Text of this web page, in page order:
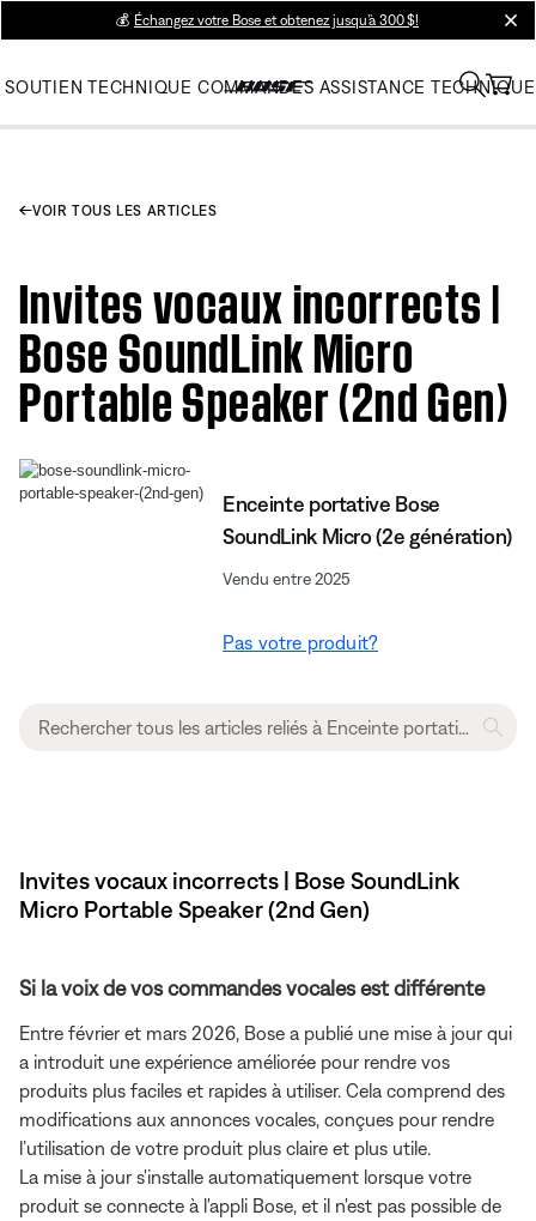
💰 Échangez votre Bose et obtenez jusqu’à 300 $!
SOUTIEN TECHNIQUE COMMANDES ASSISTANCE TECHNIQUE
VOIR TOUS LES ARTICLES
Invites vocaux incorrects |
Bose SoundLink Micro
Portable Speaker (2nd Gen)
Enceinte portative Bose
SoundLink Micro (2e génération)
Vendu entre 2025
Pas votre produit?
Invites vocaux incorrects | Bose SoundLink
Micro Portable Speaker (2nd Gen)
Si la voix de vos commandes vocales est différente
Entre février et mars 2026, Bose a publié une mise à jour qui
a introduit une expérience améliorée pour rendre vos
produits plus faciles et rapides à utiliser. Cela comprend des
modifications aux annonces vocales, conçues pour rendre
l’utilisation de votre produit plus claire et plus utile.
La mise à jour s'installe automatiquement lorsque votre
produit se connecte à l'appli Bose, et il n'est pas possible de